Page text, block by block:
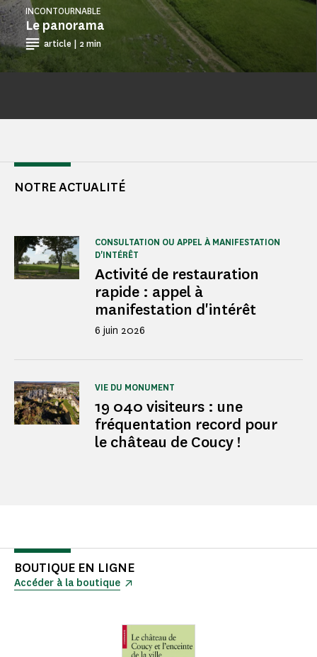
Le panorama
INCONTOURNABLE
article | 2 min
NOTRE ACTUALITÉ
Activité de restauration
rapide : appel à
manifestation d'intérêt
CONSULTATION OU APPEL À MANIFESTATION
D'INTÉRÊT
6 juin 2026
19 040 visiteurs : une
fréquentation record pour
le château de Coucy !
VIE DU MONUMENT
BOUTIQUE EN LIGNE
Accéder à la boutique